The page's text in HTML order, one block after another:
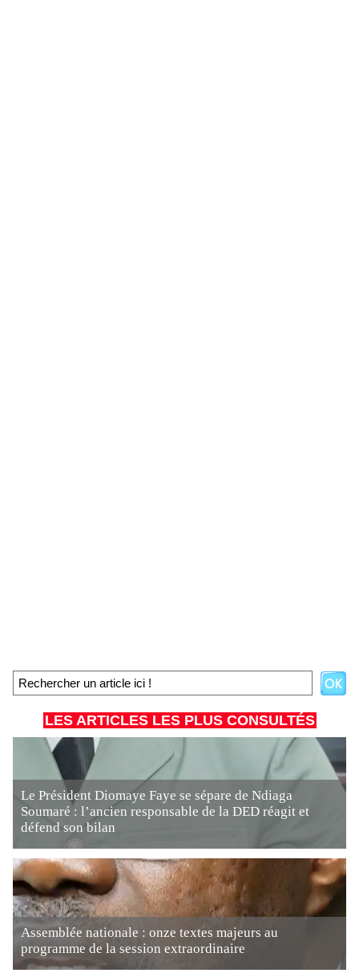
LES ARTICLES LES PLUS CONSULTÉS
Le Président Diomaye Faye se sépare de Ndiaga
Soumaré : l’ancien responsable de la DED réagit et
défend son bilan
Assemblée nationale : onze textes majeurs au
programme de la session extraordinaire